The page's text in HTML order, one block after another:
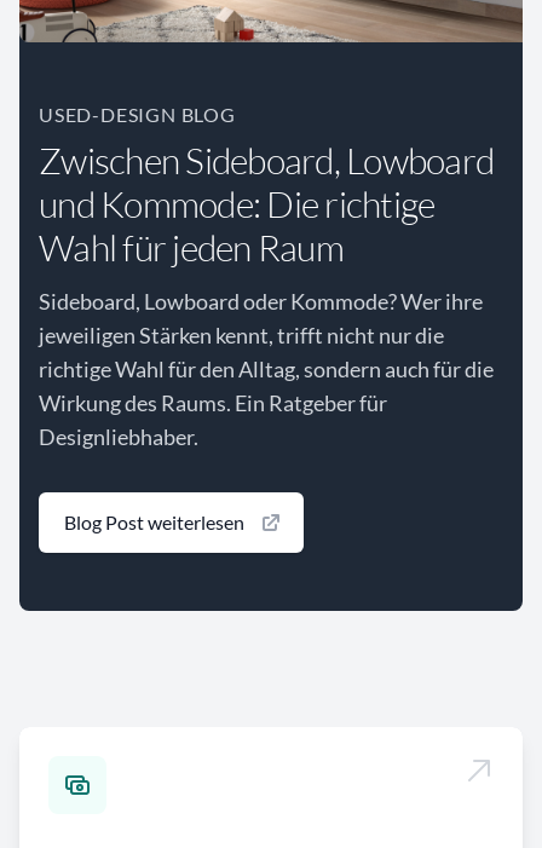
USED-DESIGN BLOG
Zwischen Sideboard, Lowboard
und Kommode: Die richtige
Wahl für jeden Raum
Sideboard, Lowboard oder Kommode? Wer ihre
jeweiligen Stärken kennt, trifft nicht nur die
richtige Wahl für den Alltag, sondern auch für die
Wirkung des Raums. Ein Ratgeber für
Designliebhaber.
Blog Post weiterlesen